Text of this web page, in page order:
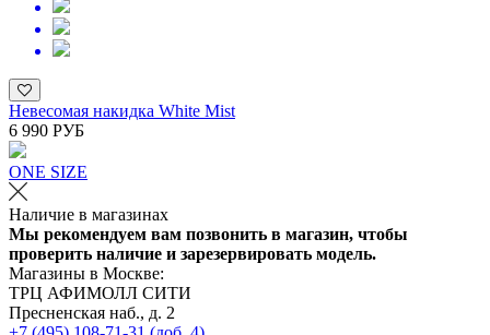
Невесомая накидка White Mist
6 990 РУБ
ONE SIZE
Наличие в магазинах
Мы рекомендуем вам позвонить в магазин, чтобы
проверить наличие и зарезервировать модель.
Магазины в Москве:
ТРЦ АФИМОЛЛ СИТИ
Пресненская наб., д. 2